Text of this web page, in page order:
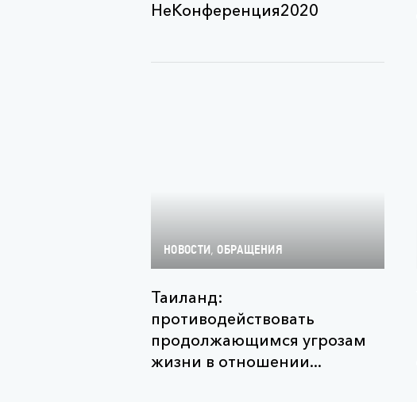
НеКонференция2020
НОВОСТИ,ОБРАЩЕНИЯ
Таиланд:
противодействовать
продолжающимся угрозам
жизни в отношении...